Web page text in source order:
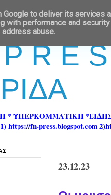
P R E
* ΥΠΕΡΚΟΜΜΑΤΙΚΗ
fn-press.blogspot.com
23.12.23
to deliver its services
with performance and
abuse.